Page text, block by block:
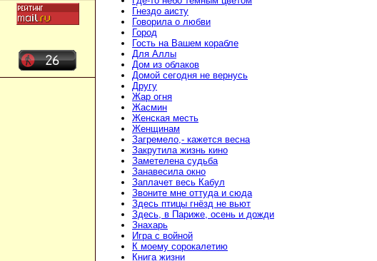
Гнездо аисту
Говорила о любви
Город
Гость на Вашем корабле
Для Аллы
Дом из облаков
Домой сегодня не вернусь
Другу
Жар огня
Жасмин
Женская месть
Женщинам
Загремело,- кажется весна
Закрутила жизнь кино
Заметелена судьба
Занавесила окно
Заплачет весь Кабул
Звоните мне оттуда и сюда
Здесь птицы гнёзд не вьют
Здесь, в Париже, осень и дожди
Знахарь
Игра с войной
К моему сорокалетию
Книга жизни